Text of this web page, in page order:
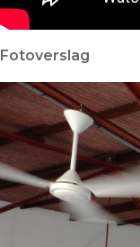
Fotoverslag